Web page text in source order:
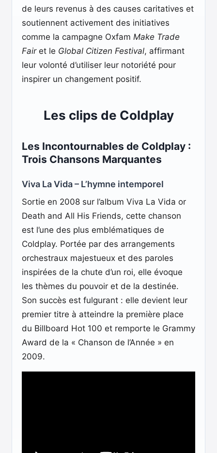
de leurs revenus à des causes caritatives et
soutiennent activement des initiatives
comme la campagne Oxfam Make Trade
Fairet le Global Citizen Festival, affirmant
leur volonté d’utiliser leur notoriété pour
inspirer un changement positif.
Les clips de Coldplay
Les Incontournables de Coldplay :
Trois Chansons Marquantes
Viva La Vida – L’hymne intemporel
Sortie en 2008 sur l’album Viva La Vida or
Death and All His Friends, cette chanson
est l’une des plus emblématiques de
Coldplay. Portée par des arrangements
orchestraux majestueux et des paroles
inspirées de la chute d’un roi, elle évoque
les thèmes du pouvoir et de la destinée.
Son succès est fulgurant : elle devient leur
premier titre à atteindre la première place
du Billboard Hot 100 et remporte le Grammy
Award de la « Chanson de l’Année » en
2009.